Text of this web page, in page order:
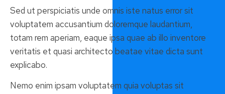
Sed ut perspiciatis unde omnis iste natus error sit
voluptatem accusantium doloremque laudantium,
totam rem aperiam, eaque ipsa quae ab illo inventore
veritatis et quasi architecto beatae vitae dicta sunt
explicabo.
Nemo enim ipsam voluptatem quia voluptas sit